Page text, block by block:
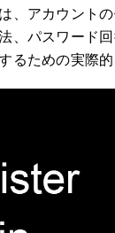
、アカウント
、パスワード
るための実際